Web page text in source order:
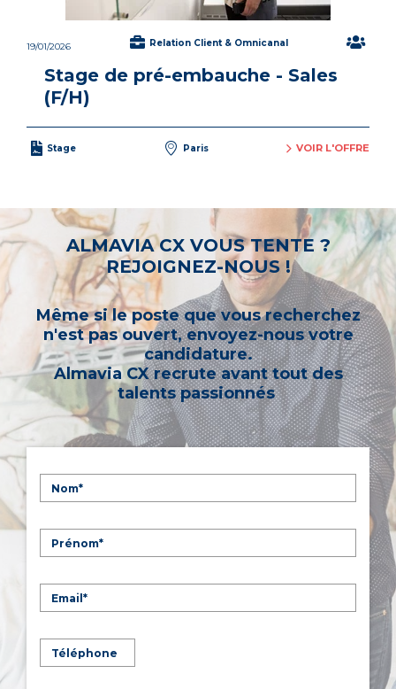
19/01/2026 Relation Client & Omnicanal
Stage de pré-embauche - Sales
(F/H)
Stage Paris VOIR L'OFFRE
ALMAVIA CX VOUS TENTE ?
REJOIGNEZ-NOUS !
Même si le poste que vous recherchez
n'est pas ouvert, envoyez-nous votre
candidature.
Almavia CX recrute avant tout des
talents passionnés